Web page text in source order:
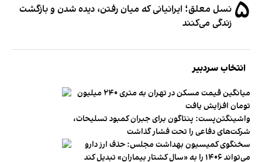
۵ نسل معلق؛ ایرانیانی که میان رفتن، دیده شدن و بازگشت
زندگی می‌کنند
انتخاب سردبیر
میانگین قیمت مسکن در تهران به متری ۲۴۰ میلیون
تومان افزایش یافت
واشینگتن‌پست: پنتاگون برای جبران کمبود تسلیحات،
شرکت‌های دفاعی را تحت فشار گذاشت
سخنگوی کمیسیون بهداشت مجلس: حذف ارز دارو
می‌تواند ۱۴۰۶ را به «سال کشتار بیماران» تبدیل کند